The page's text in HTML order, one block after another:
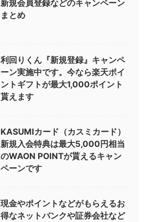
新規会員登録などのキャンペーン
まとめ
利回りくん『新規登録』キャンペ
ーン実施中です。今なら楽天ポイ
ントギフトが最大1,000ポイント
貰えます
KASUMIカード（カスミカード）
新規入会特典は最大5,000円相当
のWAON POINTが貰えるキャン
ペーンです
現金やポイントなどがもらえるお
得なネットバンクや証券会社など